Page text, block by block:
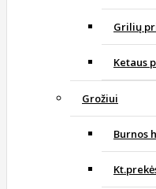
Grilių
Ketaus
Grožiui
Burnos